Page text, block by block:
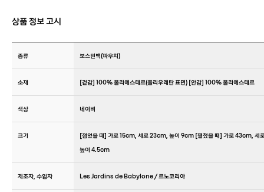
상품 정보 고시
종류 보스턴백(파우치)
소재 [겉감] 100% 폴리에스테르(폴리우레탄 표면) [안감] 100% 폴리에스테르
색상 네이비
크기
[접었을 때] 가로 15cm, 세로 23cm, 높이 9cm [펼쳤을 때] 가로 43cm, 세
높이 4.5cm
제조자, 수입자 Les Jardins de Babylone / 르노코리아